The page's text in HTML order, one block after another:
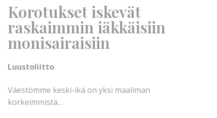
Korotukset iskevät
raskaimmin iäkkäisiin
monisairaisiin
Luustoliitto
Väestömme keski-ikä on yksi maailman
korkeimmista…